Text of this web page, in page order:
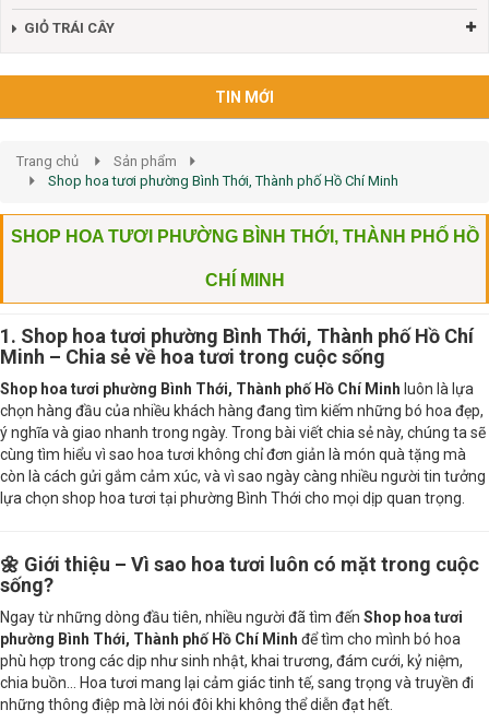
GIỎ TRÁI CÂY
TIN MỚI
Trang chủ
Sản phẩm
Shop hoa tươi phường Bình Thới, Thành phố Hồ Chí Minh
SHOP HOA TƯƠI PHƯỜNG BÌNH THỚI, THÀNH PHỐ HỒ
CHÍ MINH
1. Shop hoa tươi phường Bình Thới, Thành phố Hồ Chí
Minh – Chia sẻ về hoa tươi trong cuộc sống
Shop hoa tươi phường Bình Thới, Thành phố Hồ Chí Minh luôn là lựa
chọn hàng đầu của nhiều khách hàng đang tìm kiếm những bó hoa đẹp,
ý nghĩa và giao nhanh trong ngày. Trong bài viết chia sẻ này, chúng ta sẽ
cùng tìm hiểu vì sao hoa tươi không chỉ đơn giản là món quà tặng mà
còn là cách gửi gắm cảm xúc, và vì sao ngày càng nhiều người tin tưởng
lựa chọn shop hoa tươi tại phường Bình Thới cho mọi dịp quan trọng.
🌼 Giới thiệu – Vì sao hoa tươi luôn có mặt trong cuộc
sống?
Ngay từ những dòng đầu tiên, nhiều người đã tìm đến Shop hoa tươi
phường Bình Thới, Thành phố Hồ Chí Minh để tìm cho mình bó hoa
phù hợp trong các dịp như sinh nhật, khai trương, đám cưới, kỷ niệm,
chia buồn… Hoa tươi mang lại cảm giác tinh tế, sang trọng và truyền đi
những thông điệp mà lời nói đôi khi không thể diễn đạt hết.